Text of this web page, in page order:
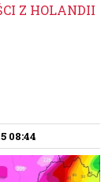
Z HOLANDII
08:44